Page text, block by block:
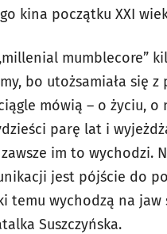
kina początku XXI
mumblecore”
bo utożsamiała się
mówią – o życiu,
parę lat i
im to wychodzi.
jest pójście do
temu wychodzą na
Suszczyńska.